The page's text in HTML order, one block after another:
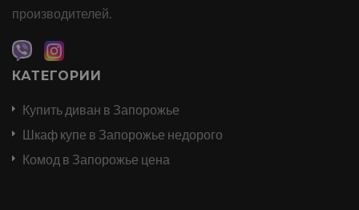
производителей.
КАТЕГОРИИ
Купить диван в Запорожье
Шкаф купе в Запорожье недорого
Комод в Запорожье цена